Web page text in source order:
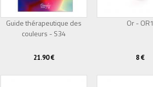
Guide thérapeutique des
couleurs - S34
21.90 €
Or - OR1
8 €